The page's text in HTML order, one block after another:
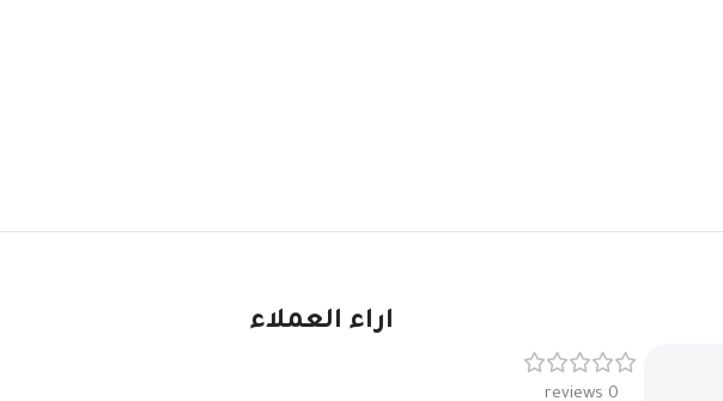
اراء العملاء
0 reviews